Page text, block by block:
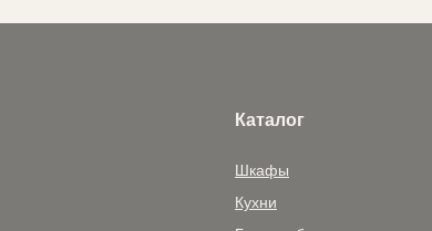
Шкафы
Каталог
Кухни